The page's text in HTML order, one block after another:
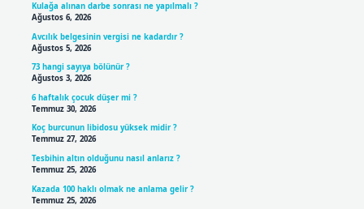
Kulağa alınan darbe sonrası ne yapılmalı ?
Ağustos 6, 2026
Avcılık belgesinin vergisi ne kadardır ?
Ağustos 5, 2026
73 hangi sayıya bölünür ?
Ağustos 3, 2026
6 haftalık çocuk düşer mi ?
Temmuz 30, 2026
Koç burcunun libidosu yüksek midir ?
Temmuz 27, 2026
Tesbihin altın olduğunu nasıl anlarız ?
Temmuz 25, 2026
Kazada 100 haklı olmak ne anlama gelir ?
Temmuz 25, 2026